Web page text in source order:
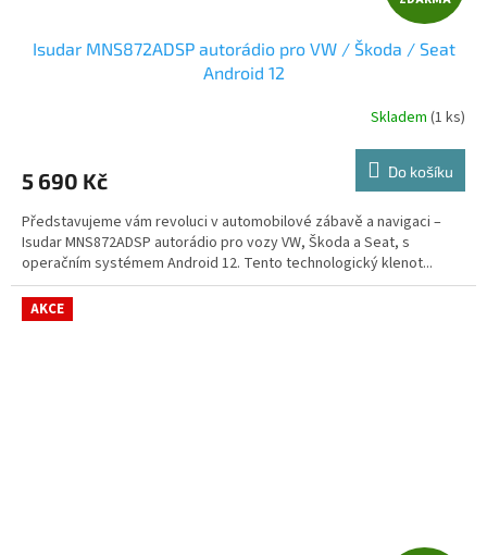
D
A
R
M
A
Isudar MNS872ADSP autorádio pro VW / Škoda / Seat
Android 12
je
z
5
hvězdiček.
Skladem(1 ks)
5 690 Kč Do košíku
Představujeme vám revoluci v automobilové zábavě a navigaci –
Isudar MNS872ADSP autorádio pro vozy VW, Škoda a Seat, s
operačním systémem Android 12. Tento technologický klenot...
AKCE